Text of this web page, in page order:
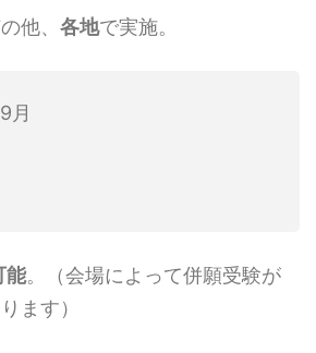
他、 各地で実施。
月
能。（会場によって併願受験が
ます）